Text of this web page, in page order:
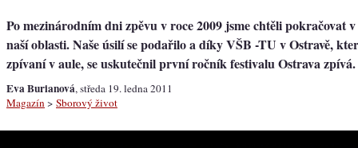
Po mezinárodním dni zpěvu v roce 2009 jsme chtěli pokračovat
naší oblasti. Naše úsilí se podařilo a díky VŠB -TU v Ostravě,
zpívaní v aule, se uskutečnil první ročník festivalu Ostrava zpívá.
Eva Burianová, středa 19. ledna 2011
Magazín > Sborový život